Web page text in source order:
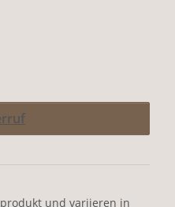
und variieren in